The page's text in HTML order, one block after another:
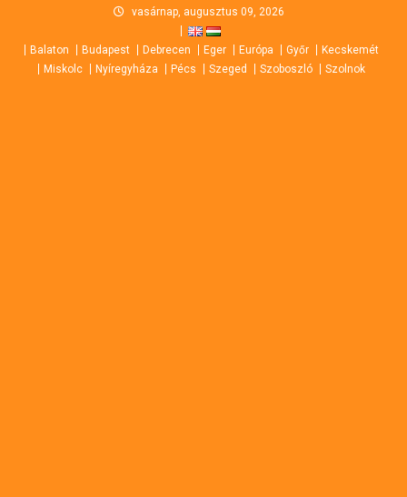
content
vasárnap, augusztus 09, 2026
Balaton Budapest Debrecen Eger Európa Győr
Kecskemét
Miskolc
Nyíregyháza Pécs Szeged Szoboszló Szolnok